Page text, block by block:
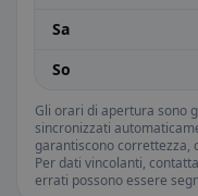
Sa
So
Gli orari di apertura sono
sincronizzati
garantiscono correttezza,
Per dati vincolanti,
errati possono essere